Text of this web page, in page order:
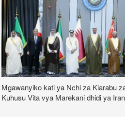
Mgawanyiko kati ya Nchi za Kiarabu
Kuhusu Vita vya Marekani dhidi ya Iran